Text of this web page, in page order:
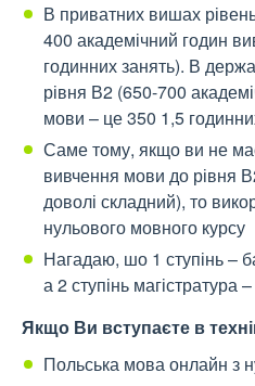
В приватних вишах
400 академічний годин
годинних занять). В
рівня В2 (650-700
мови – це 350 1,5
Саме тому, якщо ви не
вивчення мови до рівня
доволі складний), то
нульового мовного курсу
Нагадаю, шо 1 ступінь –
а 2 ступінь магістратура
Якщо Ви вступаєте в
Польська мова онлайн з